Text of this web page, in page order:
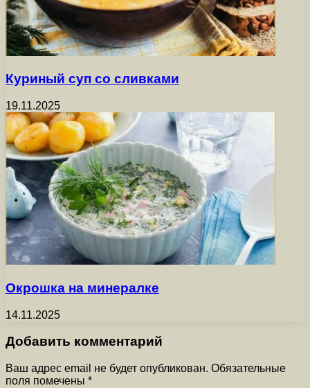
Куриный суп со сливками
19.11.2025
Окрошка на минералке
14.11.2025
Добавить комментарий
Ваш адрес email не будет опубликован. Обязательные
поля помечены *